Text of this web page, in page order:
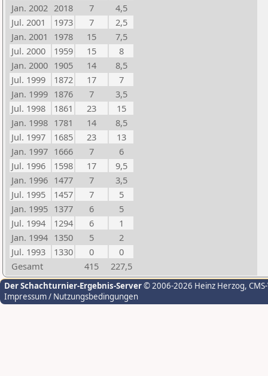
Jan. 2002 2018 7
4,5
Jul. 2001
1973 7
2,5
Jan. 2001
1978 15
7,5
Jul. 2000
1959 15
8
Jan. 2000 1905 14
8,5
Jul. 1999
1872 17
7
Jan. 1999 1876 7
3,5
Jul. 1998
1861 23
15
Jan. 1998 1781 14
8,5
Jul. 1997
1685 23
13
Jan. 1997 1666 7
6
Jul. 1996
1598 17
9,5
Jan. 1996 1477 7
3,5
Jul. 1995
1457 7
5
Jan. 1995 1377 6
5
Jul. 1994
1294 6
1
Jan. 1994 1350 5
2
Jul. 1993
1330 0
0
Gesamt
415 227,5
Der Schachturnier-Ergebnis-Server© 2006-2026 Heinz Herzog,
Impressum / Nutzungsbedingungen